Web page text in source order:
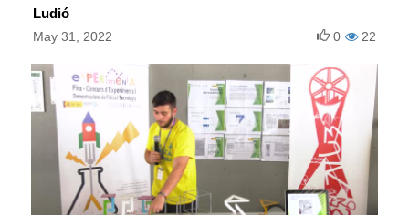
Ludió
May 31, 2022 22
0